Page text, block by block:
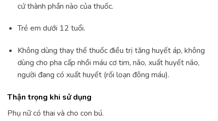
cứ thành phần nào của thuốc.
Trẻ em dưới 12 tuổi.
Không dùng thay thế thuốc điều trị tăng huyết áp, không
dùng cho pha cấp nhồi máu cơ tim, não, xuất huyết não,
người đang có xuất huyết (rối loạn đông máu).
Thận trọng khi sử dụng
Phụ nữ có thai và cho con bú.